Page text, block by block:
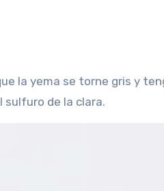
la yema se torne gris y
sulfuro de la clara.